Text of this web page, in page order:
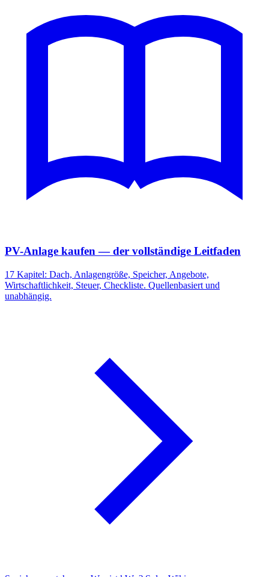
PV-Anlage kaufen — der vollständige Leitfaden
17 Kapitel: Dach, Anlagengröße, Speicher, Angebote,
Wirtschaftlichkeit, Steuer, Checkliste. Quellenbasiert und
unabhängig.